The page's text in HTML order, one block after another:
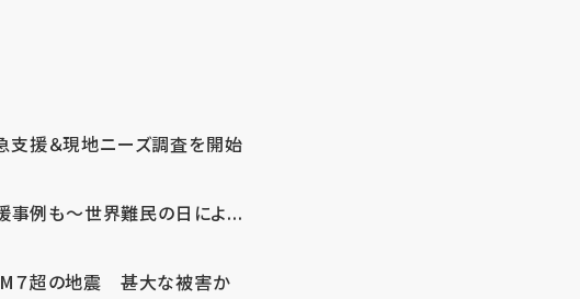
援＆現地ニーズ調査を開始
事例も～世界難民の日によ...
M７超の地震 甚大な被害か